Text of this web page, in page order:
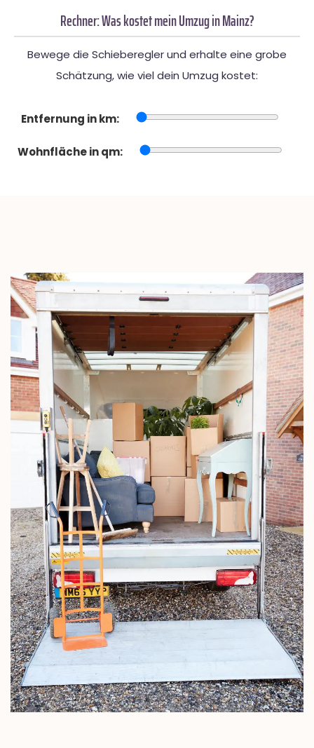
Rechner: Was kostet mein Umzug in Mainz?
Bewege die Schieberegler und erhalte eine grobe
Schätzung, wie viel dein Umzug kostet:
Entfernung in km:
Wohnfläche in qm: